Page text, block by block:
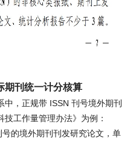
期刊统一计分核算
，正规带 ISSN 刊号境外期刊
工作量管理办法》为例：
的境外期刊刊发研究论文，单